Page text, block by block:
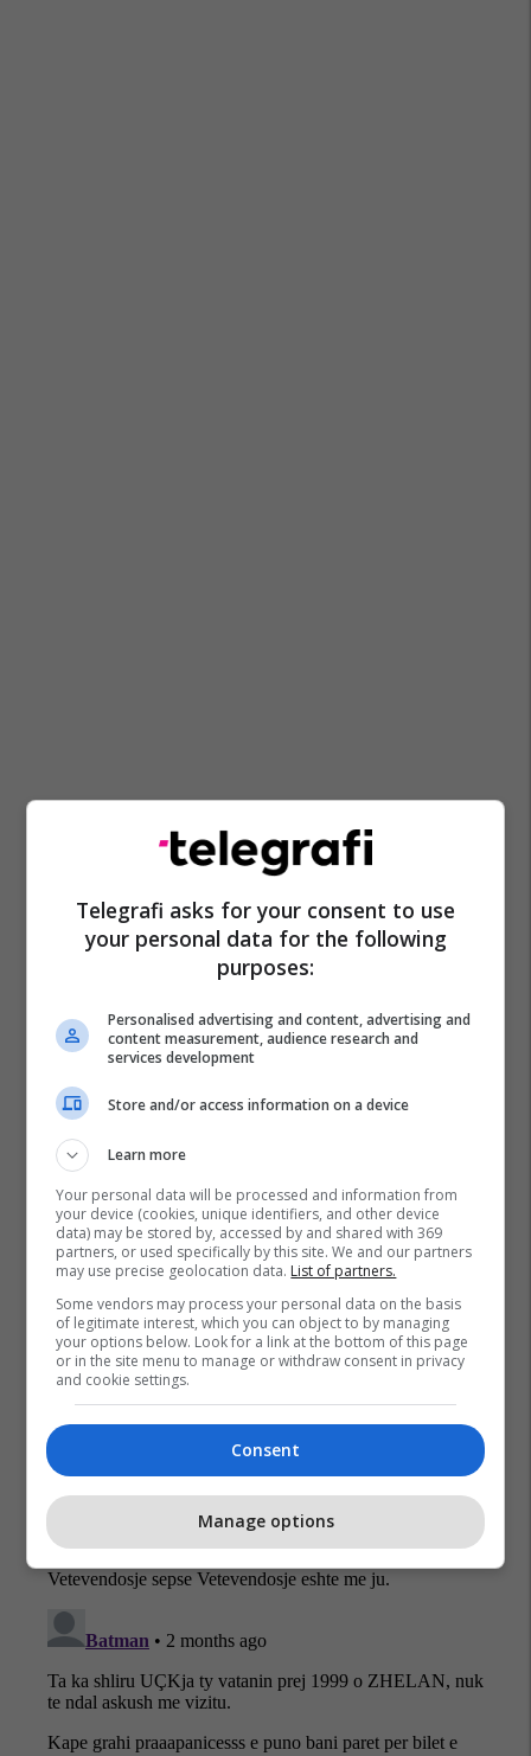
Qeveria E Kosovës
Telegrafi asks for your consent to use
your personal data for the following
purposes:
Personalised advertising and content, advertising and
content measurement, audience research and
services development
Store and/or access information on a device
Learn more
Your personal data will be processed and information from
your device (cookies, unique identifiers, and other device
data) may be stored by, accessed by and shared with 369
partners, or used specifically by this site. We and our partners
may use precise geolocation data. List of partners.
Some vendors may process your personal data on the basis
of legitimate interest, which you can object to by managing
your options below. Look for a link at the bottom of this page
or in the site menu to manage or withdraw consent in privacy
and cookie settings.
Consent
Manage options